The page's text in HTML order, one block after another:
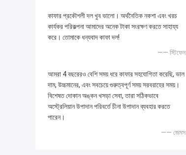
কাফার প্রকৌশলী দল খুব ভালো। অর্থনৈতিক নকশা এবং খরচ
কার্যকর পরিকল্পনা আমাদের অনেক টাকা সংরক্ষণ করতে সাহায্য
করে। তোমাকে ধন্যবাদ কাফা দল!
—— স্টিফেন
আমরা 4 বছরেরও বেশি সময় ধরে কাফার সহযোগিতা করেছি, ভাল
দাম, উচ্চমানের, এবং সবচেয়ে গুরুত্বপূর্ণ সময় সরবরাহের সময়।
বিশেষত দোকান অঙ্কন খসড়া সেবা, তারা সঠিকভাবে
অস্ট্রেলিয়ান উপাদান পরিবর্তে চীনা উপাদান ব্যবহার করতে
পারেন।
—— জেমস